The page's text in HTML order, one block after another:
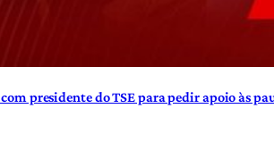
com presidente do TSE para pedir apoio às